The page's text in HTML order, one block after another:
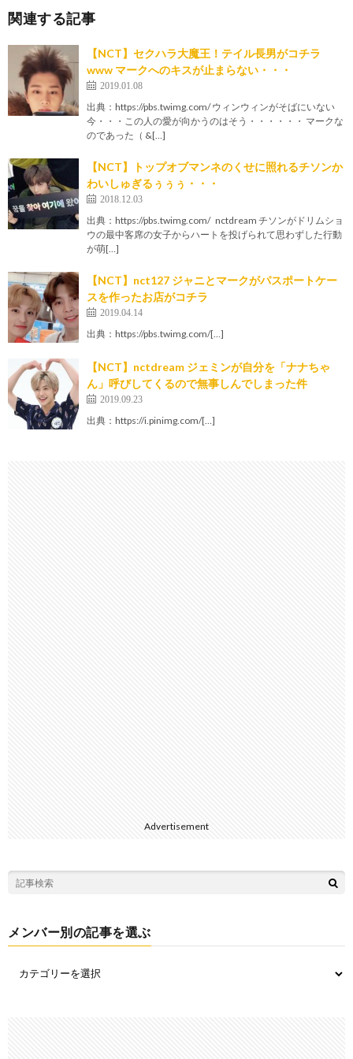
関連する記事
【NCT】セクハラ大魔王！テイル長男がコチラ
www マークへのキスが止まらない・・・
2019.01.08
出典：https://pbs.twimg.com/ ウィンウィンがそばにいない
今・・・この人の愛が向かうのはそう・・・・・・ マークな
のであった（ &[…]
【NCT】トップオブマンネのくせに照れるチソンか
わいしゅぎるぅぅぅ・・・
2018.12.03
出典：https://pbs.twimg.com/ nctdream チソンがドリムショ
ウの最中客席の女子からハートを投げられて思わずした行動
が萌[…]
【NCT】nct127 ジャニとマークがパスポートケー
スを作ったお店がコチラ
2019.04.14
出典：https://pbs.twimg.com/[…]
【NCT】nctdream ジェミンが自分を「ナナちゃ
ん」呼びしてくるので無事しんでしまった件
2019.09.23
出典：https://i.pinimg.com/[…]
Advertisement
メンバー別の記事を選ぶ